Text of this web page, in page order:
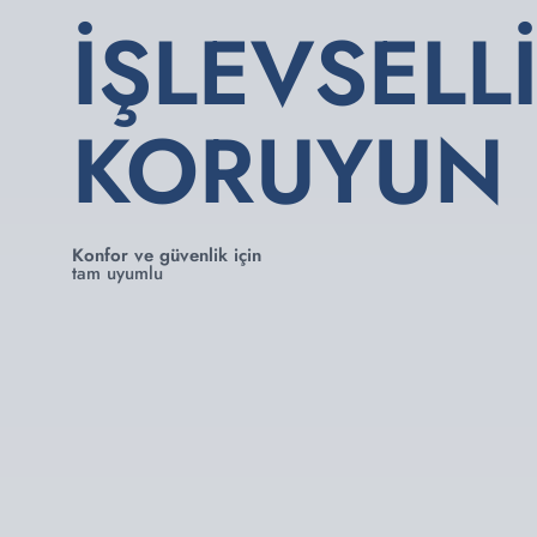
KORUYUN
Konfor ve güvenlik için
tam uyumlu